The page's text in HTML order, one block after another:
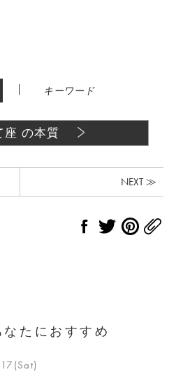
| キーワード
座 の本質
NEXT ≫
たにおすすめ